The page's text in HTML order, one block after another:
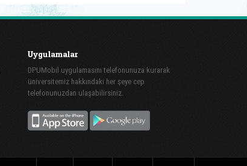
Uygulamalar
DPUMobil uygulamasını telefonunuza kurarak
üniversitemiz hakkındaki her şeye cep
telefonunuzdan ulaşabilirsiniz.